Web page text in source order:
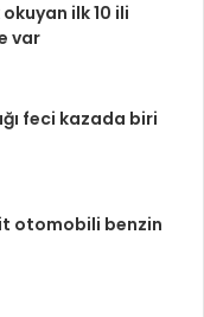
ilk 10 ili
var
feci kazada biri
otomobili benzin